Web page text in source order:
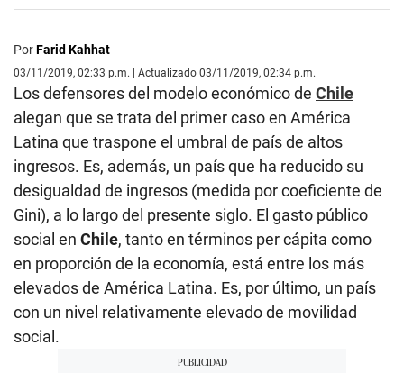
PorFarid Kahhat
03/11/2019, 02:33 p.m. | Actualizado 03/11/2019, 02:34 p.m.
Los defensores del modelo económico de Chile
alegan que se trata del primer caso en América
Latina que traspone el umbral de país de altos
ingresos. Es, además, un país que ha reducido su
desigualdad de ingresos (medida por coeficiente de
Gini), a lo largo del presente siglo. El gasto público
social en Chile, tanto en términos per cápita como
en proporción de la economía, está entre los más
elevados de América Latina. Es, por último, un país
con un nivel relativamente elevado de movilidad
social.